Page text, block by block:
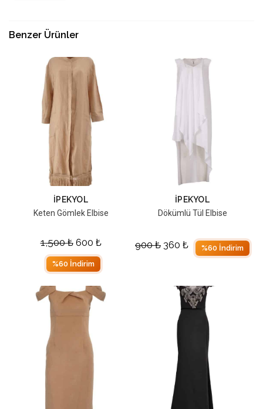
Benzer Ürünler
İPEKYOL
Keten Gömlek Elbise
1,500₺ 600 ₺
%60 İndirim
İPEKYOL
Dökümlü Tül Elbise
900₺ 360 ₺ %60 İndirim